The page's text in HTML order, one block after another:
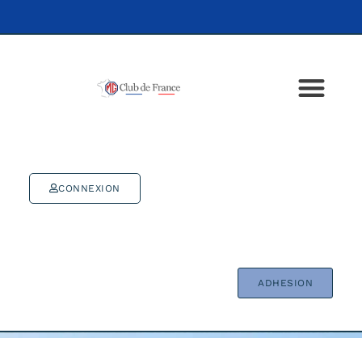
CONNEXION
ADHESION